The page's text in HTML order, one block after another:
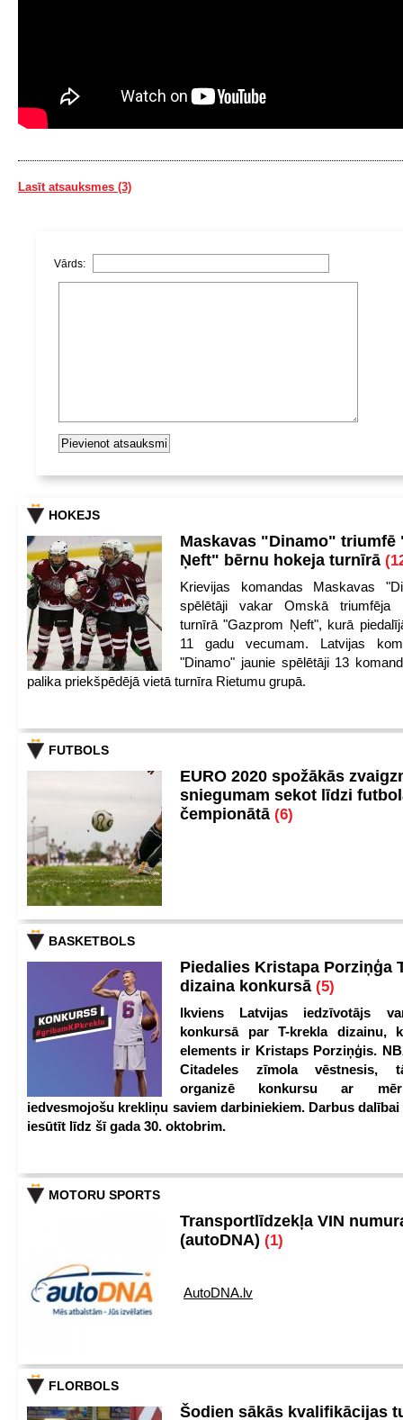
Lasīt atsauksmes (3)
Vārds:
HOKEJS
Maskavas "Dinamo" triumfē
Ņeft" bērnu hokeja turnīrā
Krievijas komandas Maskavas
spēlētāji vakar Omskā triumfēja
turnīrā "Gazprom Ņeft", kurā
11 gadu vecumam. Latvijas
"Dinamo" jaunie spēlētāji 13
palika priekšpēdējā vietā turnīra Rietumu grupā.
FUTBOLS
EURO 2020 spožākās
sniegumam sekot līdzi
čempionātā (6)
BASKETBOLS
Piedalies Kristapa Porziņģa
dizaina konkursā (5)
Ikviens Latvijas iedzīvotājs
konkursā par T-krekla dizainu,
elements ir Kristaps Porziņģis.
Citadeles zīmola vēstnesis,
organizē konkursu ar
iedvesmojošu krekliņu saviem darbiniekiem. Darbus
iesūtīt līdz šī gada 30. oktobrim.
MOTORU SPORTS
Transportlīdzekļa VIN
(autoDNA) (1)
AutoDNA.lv
FLORBOLS
Šodien sākās kvalifikācijas